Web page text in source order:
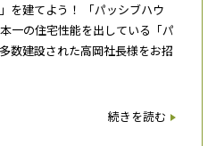
を建てよう！ 「パッシブハウ
一の住宅性能を出している「パ
数建設された高岡社長様をお招
続きを読む